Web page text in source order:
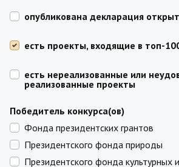
опубликована декларация
есть проекты, входящие в топ-
есть нереализованные или
реализованные проекты
Победитель конкурса(ов)
Фонда президентских грантов
Президентского фонда природы
Президентского фонда культурных